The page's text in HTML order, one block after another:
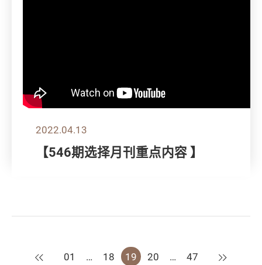
2022.04.13
【546期选择月刊重点内容 】
上一页
01 … 18 19 20 … 47 下一页